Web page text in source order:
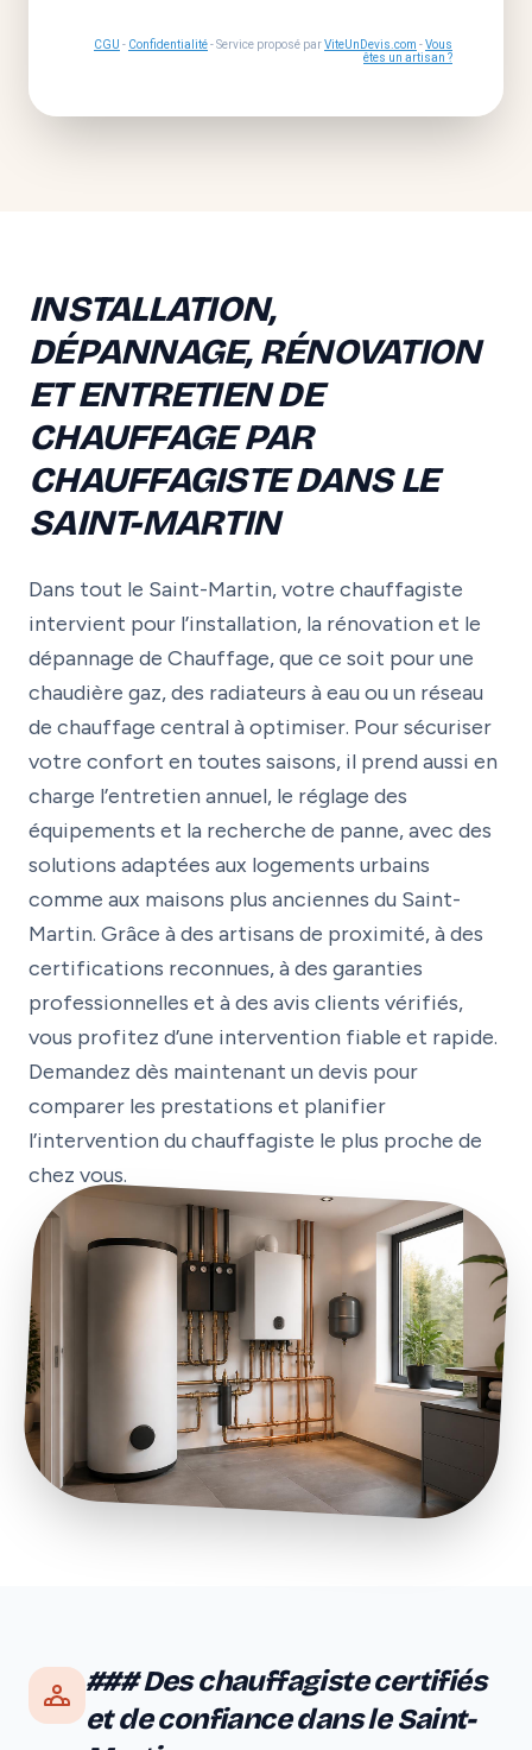
CGU - Confidentialité- Service proposé parViteUnDevis.com -Vous
êtes un artisan ?
INSTALLATION,
DÉPANNAGE, RÉNOVATION
ET ENTRETIEN DE
CHAUFFAGE PAR
CHAUFFAGISTE DANS LE
SAINT-MARTIN
Dans tout le Saint-Martin, votre chauffagiste
intervient pour l’installation, la rénovation et le
dépannage de Chauffage, que ce soit pour une
chaudière gaz, des radiateurs à eau ou un réseau
de chauffage central à optimiser. Pour sécuriser
votre confort en toutes saisons, il prend aussi en
charge l’entretien annuel, le réglage des
équipements et la recherche de panne, avec des
solutions adaptées aux logements urbains
comme aux maisons plus anciennes du Saint-
Martin. Grâce à des artisans de proximité, à des
certifications reconnues, à des garanties
professionnelles et à des avis clients vérifiés,
vous profitez d’une intervention fiable et rapide.
Demandez dès maintenant un devis pour
comparer les prestations et planifier
l’intervention du chauffagiste le plus proche de
chez vous.
### Des chauffagiste certifiés
et de confiance dans le Saint-